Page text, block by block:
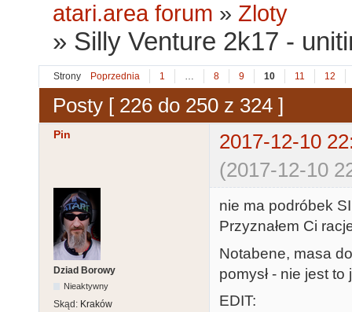
atari.area forum » Zloty
» Silly Venture 2k17 -
Strony Poprzednia 1 … 8 9 10 11 12
Posty [ 226 do 250 z 324 ]
Pin
2017-12-10
(2017-12-10
Dziad Borowy
Nieaktywny
Skąd: Kraków
nie ma podróbek
Przyznałem Ci
Notabene, masa
pomysł - nie jest to
EDIT: